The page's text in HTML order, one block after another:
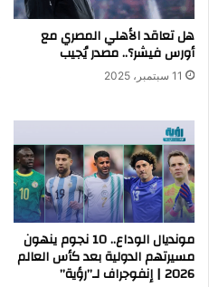
هل تعاقد الأهلي المصري مع
أورس فيشر؟.. مصدر يُجيب
11 سبتمبر، 2025
مونديال الوداع.. 10 نجوم ينهون
مسيرتهم الدولية بعد كأس العالم
2026 | إنفوجراف لـ”رؤية”